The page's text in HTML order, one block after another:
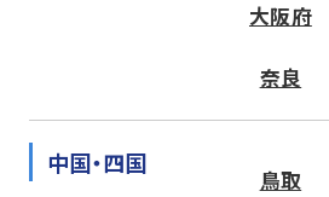
大阪府
奈良
中国・四国
鳥取